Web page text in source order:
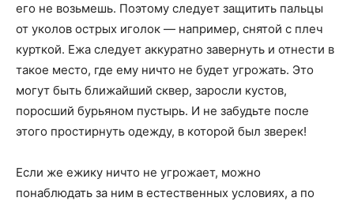
его не возьмешь. Поэтому следует защитить пальцы
от уколов острых иголок — например, снятой с плеч
курткой. Ежа следует аккуратно завернуть и отнести в
такое место, где ему ничто не будет угрожать. Это
могут быть ближайший сквер, заросли кустов,
поросший бурьяном пустырь. И не забудьте после
этого простирнуть одежду, в которой был зверек!
Если же ежику ничто не угрожает, можно
понаблюдать за ним в естественных условиях, а по